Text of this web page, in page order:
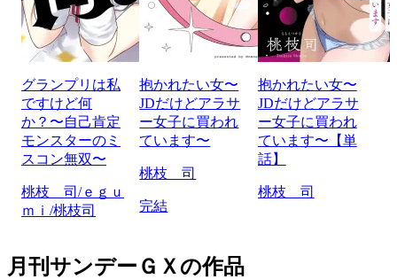
グランプリは私
ですけど何
か？〜自己肯定
モンスターのミ
スコン無双〜
桃枝 司/ｅｇｕ
ｍｉ/桃枝司
抱かれたい女〜
JDだけどアラサ
ー女子に買われ
ています〜
桃枝 司
完結
抱かれたい女〜
JDだけどアラサ
ー女子に買われ
ています〜【単
話】
桃枝 司
月刊サンデーＧＸの作品